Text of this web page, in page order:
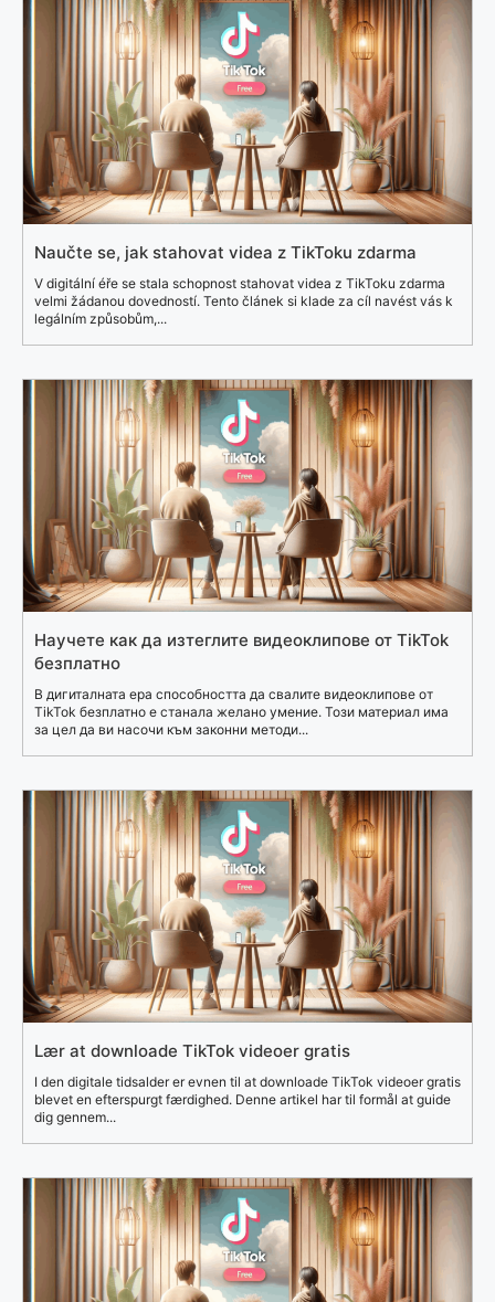
Naučte se, jak stahovat videa z TikToku zdarma
V digitální éře se stala schopnost stahovat videa z TikToku zdarma
velmi žádanou dovedností. Tento článek si klade za cíl navést vás k
legálním způsobům,...
Научете как да изтеглите видеоклипове от TikTok
безплатно
В дигиталната ера способността да свалите видеоклипове от
TikTok безплатно е станала желано умение. Този материал има
за цел да ви насочи към законни методи...
Lær at downloade TikTok videoer gratis
I den digitale tidsalder er evnen til at downloade TikTok videoer gratis
blevet en efterspurgt færdighed. Denne artikel har til formål at guide
dig gennem...